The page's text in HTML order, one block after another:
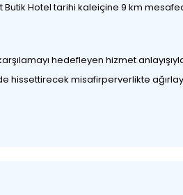
Hotel tarihi kaleiçine 9 km
hedefleyen hizmet anlayışıyla
hissettirecek misafirperverlikte